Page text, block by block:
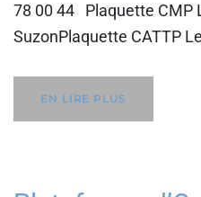
78 00 44 Plaquette CMP
SuzonPlaquette CATTP
EN LIRE PLUS